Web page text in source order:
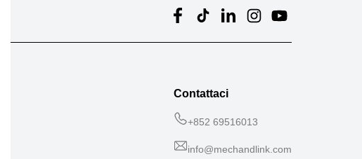
Contattaci
+852 69516013
info@mechandlink.com